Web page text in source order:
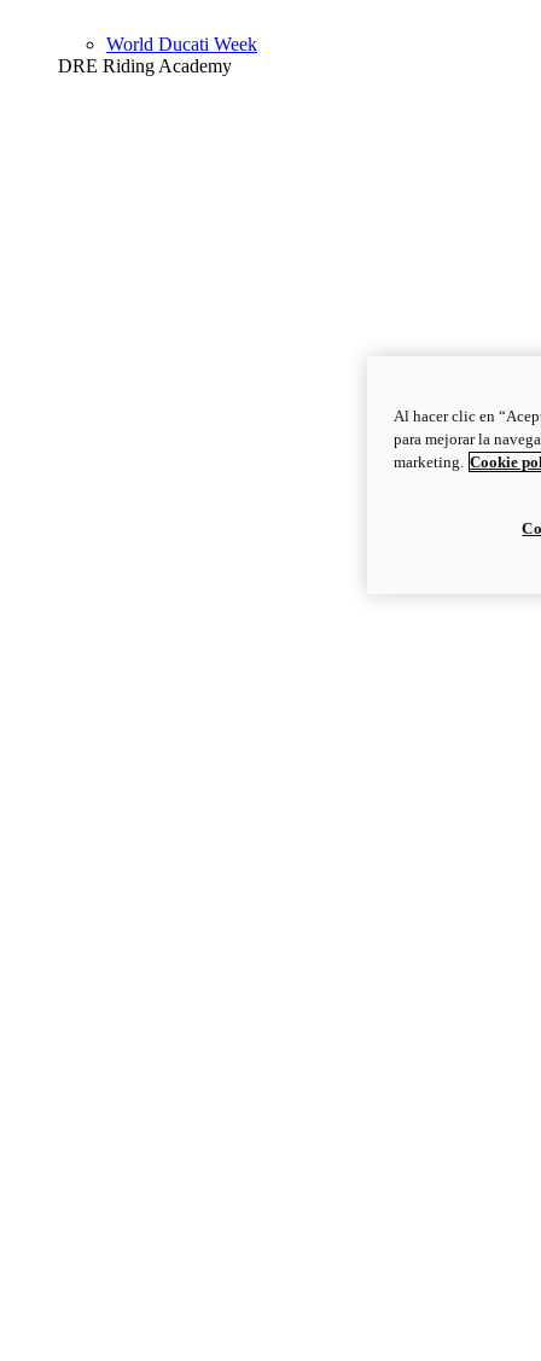
World Ducati Week
DRE Riding Academy
Al hacer clic en
para mejorar la
marketing. Cookie